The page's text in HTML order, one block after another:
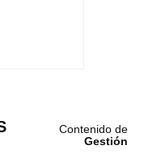
Contenido de
Gestión